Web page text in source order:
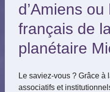
d’Amiens ou
français de
planétaire
Le saviez-vous ? Grâce à
associatifs et